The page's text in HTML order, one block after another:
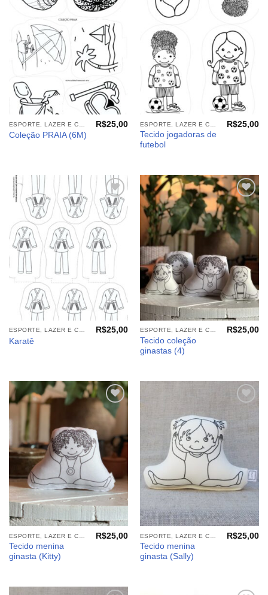
aos
desejos
Coleção PRAIA (6M)
R$25,00
aos
meus
Tecido jogadoras de
futebol
R$25,00
Adicionar
aos
meus
desejos
Karatê
R$25,00
Adicionar
aos
meus
desejos
Tecido coleção
ginastas (4)
R$25,00
Adicionar
meus
desejos
Tecido menina
ginasta (Kitty)
R$25,00
Tecido menina
ginasta (Sally)
R$25,00